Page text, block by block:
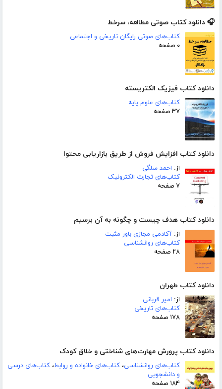
🎧 دانلود کتاب صوتی مطالعه، سرخط
کتاب‌های صوتی رایگان تاریخی و اجتماعی
۰ صفحه
دانلود کتاب فیزیک الکتریسته
کتاب‌های علوم پایه
۳۷ صفحه
دانلود کتاب افزایش فروش از طریق بازاریابی محتوا
از: احمد سلگی
کتاب‌های تجارت الکترونیک
۷ صفحه
دانلود کتاب هدف چیست و چگونه به آن برسیم
از: آکادمی مجازی باور مثبت
کتاب‌های روانشناسی
۲۸ صفحه
دانلود کتاب طهران
از: امیر قربانی
کتاب‌های تاریخی
۱۷۸ صفحه
دانلود کتاب پرورش مهارت‌های شناختی و خلاق کودک
کتاب‌های روانشناسی، کتاب‌های خانواده و روابط، کتاب‌های درسی
و دانشجویی
۱۸۴ صفحه